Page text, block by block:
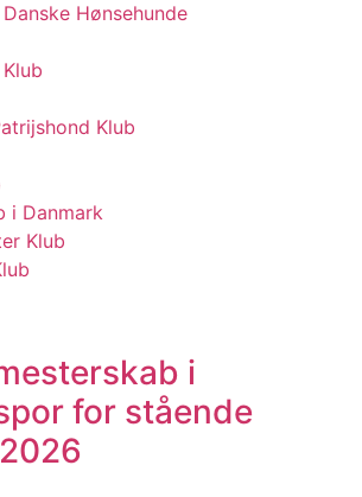
Hønsehunde
Klub
i Danmark
Klub
i
for stående